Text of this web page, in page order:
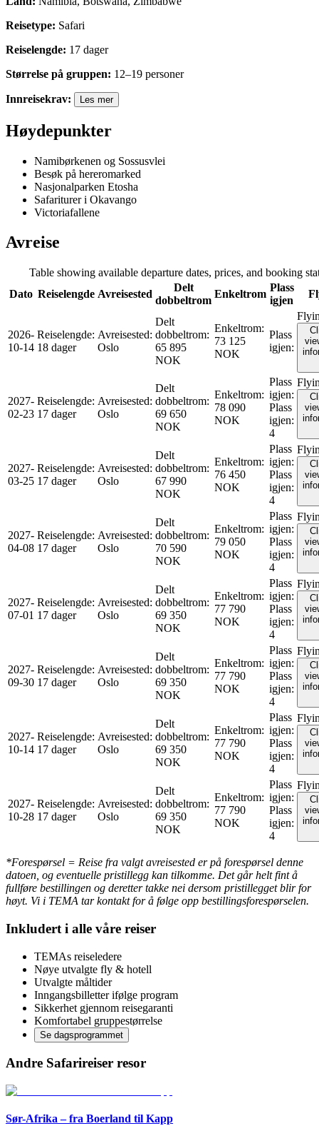
Reisetype: Safari
Reiselengde: 17 dager
Størrelse på gruppen: 12–19 personer
Innreisekrav: Les mer
Høydepunkter
Namibørkenen og Sossusvlei
Besøk på hereromarked
Nasjonalparken Etosha
Safariturer i Okavango
Victoriafallene
Avreise
Table showing available departure dates, prices, and booking
Dato Reiselengde Avreisested
Delt
dobbeltrom
Enkeltrom
Plass
igjen
2026-
10-14
Reiselengde:
18 dager
Avreisested:
Oslo
Delt
dobbeltrom:
65 895
NOK
Enkeltrom:
73 125
NOK
Plass
igjen:
2027-
02-23
Reiselengde:
17 dager
Avreisested:
Oslo
Delt
dobbeltrom:
69 650
NOK
Enkeltrom:
78 090
NOK
Plass
igjen:
Plass
igjen:
4
2027-
03-25
Reiselengde:
17 dager
Avreisested:
Oslo
Delt
dobbeltrom:
67 990
NOK
Enkeltrom:
76 450
NOK
Plass
igjen:
Plass
igjen:
4
2027-
04-08
Reiselengde:
17 dager
Avreisested:
Oslo
Delt
dobbeltrom:
70 590
NOK
Enkeltrom:
79 050
NOK
Plass
igjen:
Plass
igjen:
4
2027-
07-01
Reiselengde:
17 dager
Avreisested:
Oslo
Delt
dobbeltrom:
69 350
NOK
Enkeltrom:
77 790
NOK
Plass
igjen:
Plass
igjen:
4
2027-
09-30
Reiselengde:
17 dager
Avreisested:
Oslo
Delt
dobbeltrom:
69 350
NOK
Enkeltrom:
77 790
NOK
Plass
igjen:
Plass
igjen:
4
2027-
10-14
Reiselengde:
17 dager
Avreisested:
Oslo
Delt
dobbeltrom:
69 350
NOK
Enkeltrom:
77 790
NOK
Plass
igjen:
Plass
igjen:
4
2027-
10-28
Reiselengde:
17 dager
Avreisested:
Oslo
Delt
dobbeltrom:
69 350
NOK
Enkeltrom:
77 790
NOK
Plass
igjen:
Plass
igjen:
4
*Forespørsel = Reise fra valgt avreisested er på forespørsel denne
datoen, og eventuelle pristillegg kan tilkomme. Det går helt fint å
fullføre bestillingen og deretter takke nei dersom pristillegget blir for
høyt. Vi i TEMA tar kontakt for å følge opp bestillingsforespørselen.
Inkludert i alle våre reiser
TEMAs reiseledere
Nøye utvalgte fly & hotell
Utvalgte måltider
Inngangsbilletter ifølge program
Sikkerhet gjennom reisegaranti
Komfortabel gruppestørrelse
Se dagsprogrammet
Andre Safarireiser resor
Sør-Afrika – fra Boerland til Kapp